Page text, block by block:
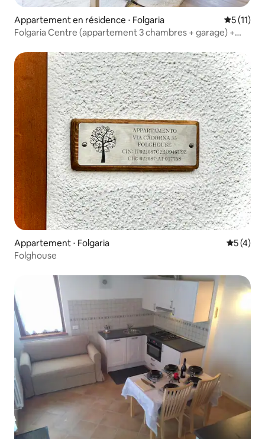
Appartement en résidence ⋅ Folgaria
5 (11)
Folgaria Centre (appartement 3 chambres + garage) +
Appartement ⋅ Folgaria
5 (4)
Folghouse